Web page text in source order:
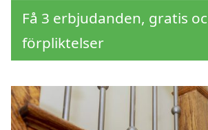
Få 3 erbjudanden, gratis
förpliktelser